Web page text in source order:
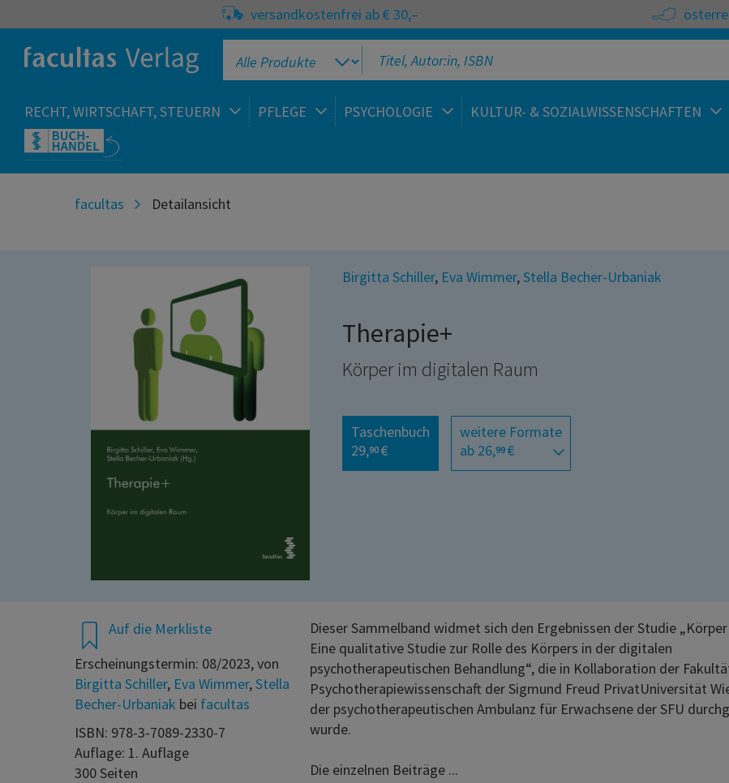
versandkostenfrei ab € 30,–
RECHT, WIRTSCHAFT, STEUERN PFLEGE PSYCHOLOGIE KULTUR- & SOZIALWISSENSCHAFTEN
facultas Detailansicht
Birgitta Schiller, Eva Wimmer,Stella Becher-Urbaniak
Therapie+
Körper im digitalen Raum
Taschenbuch
29,90 €
weitere Formate
ab 26,99 €
Auf die Merkliste
Erscheinungstermin: 08/2023, von
Birgitta Schiller, Eva Wimmer,Stella
Becher-Urbaniak bei facultas
ISBN: 978-3-7089-2330-7
Auflage: 1. Auflage
300 Seiten
Dieser Sammelband widmet sich den Ergebnissen der Studie
Eine qualitative Studie zur Rolle des Körpers in der digitalen
psychotherapeutischen Behandlung“, die in Kollaboration der
Psychotherapiewissenschaft der Sigmund Freud PrivatUniversität
der psychotherapeutischen Ambulanz für Erwachsene der SFU
wurde.
Die einzelnen Beiträge ...